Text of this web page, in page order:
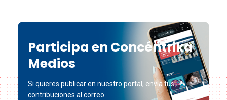
Participa en Concéntrika
Medios
Si quieres publicar en nuestro portal, envía tus
contribuciones al correo